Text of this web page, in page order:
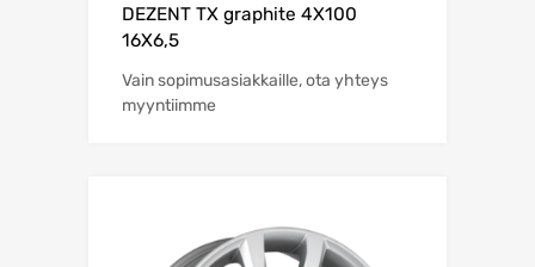
DEZENT TX graphite 4X100
16X6,5
Vain sopimusasiakkaille, ota yhteys
myyntiimme